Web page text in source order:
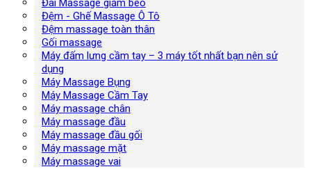
Đai Massage giảm béo
Đệm - Ghế Massage Ô Tô
Đệm massage toàn thân
Gối massage
Máy đấm lưng cầm tay – 3 máy tốt nhất bạn nên sử
dụng
Máy Massage Bụng
Máy Massage Cầm Tay
Máy massage chân
Máy massage đầu
Máy massage đầu gối
Máy massage mặt
Máy massage vai